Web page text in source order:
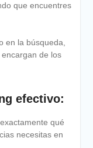
que encuentres
en la búsqueda,
de los
efectivo:
qué
necesitas en